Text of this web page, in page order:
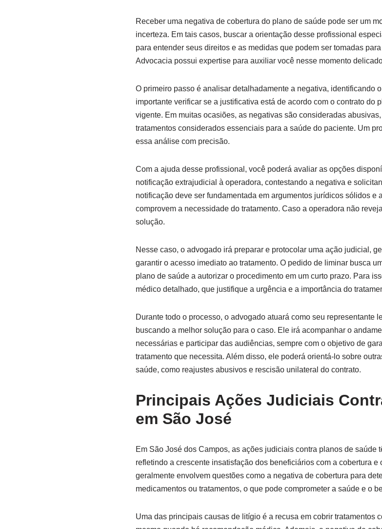
Receber uma negativa de cobertura do plano de saúde pode ser um
incerteza. Em tais casos, buscar a orientação desse profissional
para entender seus direitos e as medidas que podem ser tomadas
Advocacia possui expertise para auxiliar você nesse momento
O primeiro passo é analisar detalhadamente a negativa, identificando
importante verificar se a justificativa está de acordo com o contrato do
vigente. Em muitas ocasiões, as negativas são consideradas
tratamentos considerados essenciais para a saúde do paciente. Um
essa análise com precisão.
Com a ajuda desse profissional, você poderá avaliar as opções
notificação extrajudicial à operadora, contestando a negativa e
notificação deve ser fundamentada em argumentos jurídicos sólidos e
comprovem a necessidade do tratamento. Caso a operadora não
solução.
Nesse caso, o advogado irá preparar e protocolar uma ação judicial,
garantir o acesso imediato ao tratamento. O pedido de liminar busca
plano de saúde a autorizar o procedimento em um curto prazo. Para
médico detalhado, que justifique a urgência e a importância do
Durante todo o processo, o advogado atuará como seu representante
buscando a melhor solução para o caso. Ele irá acompanhar o
necessárias e participar das audiências, sempre com o objetivo de
tratamento que necessita. Além disso, ele poderá orientá-lo sobre
saúde, como reajustes abusivos e rescisão unilateral do contrato.
Principais Ações Judiciais
em São José
Em São José dos Campos, as ações judiciais contra planos de saúde
refletindo a crescente insatisfação dos beneficiários com a cobertura
geralmente envolvem questões como a negativa de cobertura para
medicamentos ou tratamentos, o que pode comprometer a saúde e o
Uma das principais causas de litígio é a recusa em cobrir tratamentos